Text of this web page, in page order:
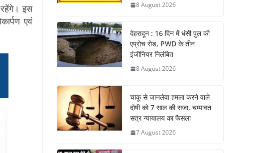
इस
एवं
8 August 2026
देहरादून : 16 दिन में धंसी पुल की
एप्रोच रोड, PWD के तीन
इंजीनियर निलंबित
8 August 2026
चाकू से जानलेवा हमला करने वाले
दोषी को 7 साल की सजा, चम्पावत
सत्र न्यायालय का फैसला
7 August 2026